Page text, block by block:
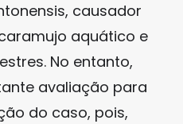
causador
aquático e
No entanto,
avaliação para
do caso, pois,